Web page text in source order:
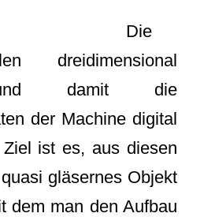
Die
dreidimensional
damit die
der Machine digital
ist es, aus diesen
gläsernes Objekt
dem man den Aufbau